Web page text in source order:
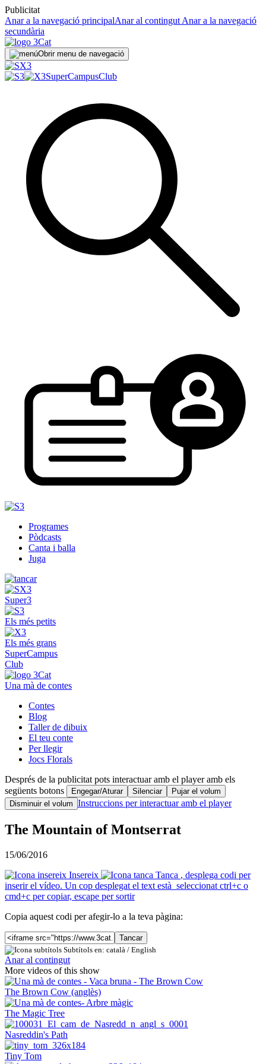
Publicitat
Anar a la navegació principalAnar al contingut Anar a la navegació
secundària
Obrir menu de navegació
SuperCampusClub
Programes
Pòdcasts
Canta i balla
Juga
Super3
Els més petits
Els més grans
SuperCampus
Club
Una mà de contes
Contes
Blog
Taller de dibuix
El teu conte
Per llegir
Jocs Florals
Després de la publicitat pots interactuar amb el player amb els
següents botons
Engegar/Aturar Silenciar
Pujar el volum
Disminuir el volum Instruccions per interactuar amb el player
The Mountain of Montserrat
15/06/2016
Insereix
Tanca , desplega codi per
inserir el vídeo. Un cop desplegat el text està seleccionat ctrl+c o
cmd+c per copiar, escape per sortir
Copia aquest codi per afegir-lo a la teva pàgina:
Tancar
Subtítols en: català / English
Anar al contingut
More videos of this show
The Brown Cow (anglès)
The Magic Tree
Nasreddin's Path
Tiny Tom